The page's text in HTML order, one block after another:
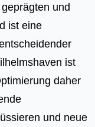
und
ist eine
ist
daher
und neue